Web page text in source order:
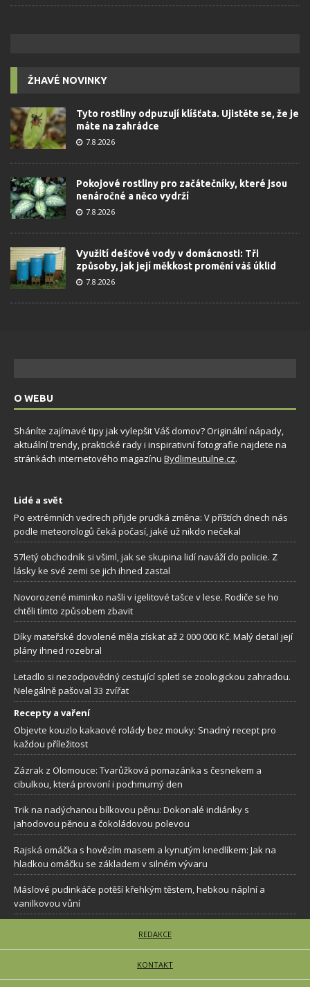
ŽHAVÉ NOVINKY
Tyto rostliny odpuzují klíšťata. Ujistěte se, že je
máte na zahrádce
7.8.2026
Pokojové rostliny pro začátečníky, které jsou
nenáročné a něco vydrží
7.8.2026
Využití dešťové vody v domácnosti: Tři
způsoby, jak její měkkost promění váš úklid
7.8.2026
O WEBU
Sháníte zajímavé tipy jak vylepšit Váš domov? Originální nápady,
aktuální trendy, praktické rady i inspirativní fotografie najdete na
stránkách internetového magazínu Bydlimeutulne.cz.
Lidé a svět
Po extrémních vedrech přijde prudká změna: V příštích dnech nás
podle meteorologů čeká počasí, jaké už nikdo nečekal
57letý obchodník si všiml, jak se skupina lidí naváží do policie. Z
lásky ke své zemi se jich ihned zastal
Novorozené miminko našli v igelitové tašce v lese. Rodiče se ho
chtěli tímto způsobem zbavit
Díky mateřské dovolené měla získat až 2 000 000 Kč. Malý detail její
plány ihned rozebral
Letadlo si nezodpovědný cestující spletl se zoologickou zahradou.
Nelegálně pašoval 33 zvířat
Recepty a vaření
Objevte kouzlo kakaové rolády bez mouky: Snadný recept pro
každou příležitost
Zázrak z Olomouce: Tvarůžková pomazánka s česnekem a
cibulkou, která provoní i pochmurný den
Trik na nadýchanou bílkovou pěnu: Dokonalé indiánky s
jahodovou pěnou a čokoládovou polevou
Rajská omáčka s hovězím masem a kynutým knedlíkem: Jak na
hladkou omáčku se základem v silném vývaru
Máslové pudinkáče potěší křehkým těstem, hebkou náplní a
vanilkovou vůní
REDAKCE
KONTAKT